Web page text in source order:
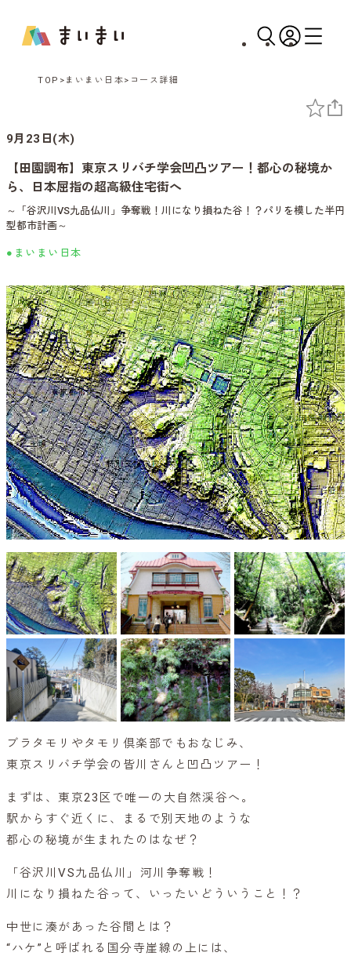
TOP まいまい日本 コース詳細
9月23日(木)
【田園調布】東京スリバチ学会凹凸ツアー！都心の秘境か
ら、日本屈指の超高級住宅街へ
～「谷沢川VS九品仏川」争奪戦！川になり損ねた谷！？パリを模した半円
型都市計画～
●まいまい日本
ブラタモリやタモリ倶楽部でもおなじみ、
東京スリバチ学会の皆川さんと凹凸ツアー！
まずは、東京23区で唯一の大自然渓谷へ。
駅からすぐ近くに、まるで別天地のような
都心の秘境が生まれたのはなぜ？
「谷沢川VS九品仏川」河川争奪戦！
川になり損ねた谷って、いったいどういうこと！？
中世に湊があった谷間とは？
“ハケ”と呼ばれる国分寺崖線の上には、